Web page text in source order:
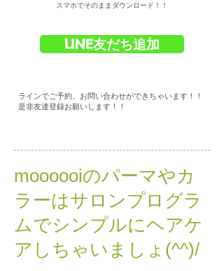
スマホでそのままダウンロード！！
LINE友だち追加
ラインでご予約、お問い合わせができちゃいます！！
是非友達登録お願いします！！
moooooiのパーマやカ
ラーはサロンプログラ
ムでシンプルにヘアケ
アしちゃいましょ(^^)/